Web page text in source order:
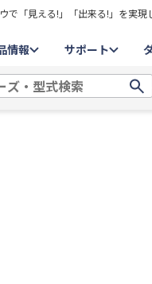
「見える!」「出来る!」を実現
情報 サポート